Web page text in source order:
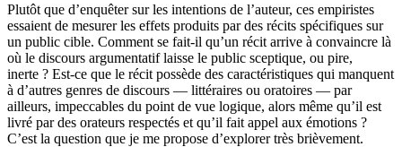
Plutôt que d’enquêter sur les intentions de l’auteur, ces empiristes
essaient de mesurer les effets produits par des récits spécifiques sur
un public cible. Comment se fait-il qu’un récit arrive à convaincre là
où le discours argumentatif laisse le public sceptique, ou pire,
inerte ? Est-ce que le récit possède des caractéristiques qui manquent
à d’autres genres de discours — littéraires ou oratoires — par
ailleurs, impeccables du point de vue logique, alors même qu’il est
livré par des orateurs respectés et qu’il fait appel aux émotions ?
C’est la question que je me propose d’explorer très brièvement.